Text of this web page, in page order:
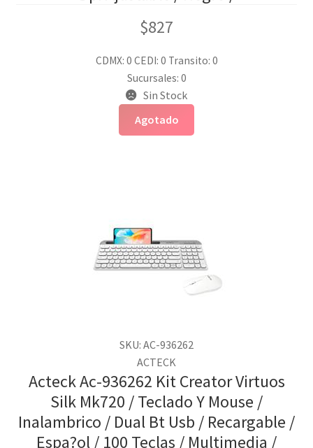
$827
CDMX: 0 CEDI: 0 Transito: 0
Sucursales: 0
Sin Stock
Agotado
SKU: AC-936262
ACTECK
Acteck Ac-936262 Kit Creator Virtuos
Silk Mk720 / Teclado Y Mouse /
Inalambrico / Dual Bt Usb / Recargable /
Espa?ol / 100 Teclas / Multimedia /